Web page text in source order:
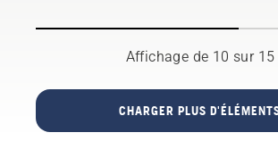
se
dans la
Est-ce
possible?
sommes
tournés
journées
les plus
Voici
quelques
les deux
illustrées
vidéo.
Affichage de 10 sur 15
CHARGER PLUS